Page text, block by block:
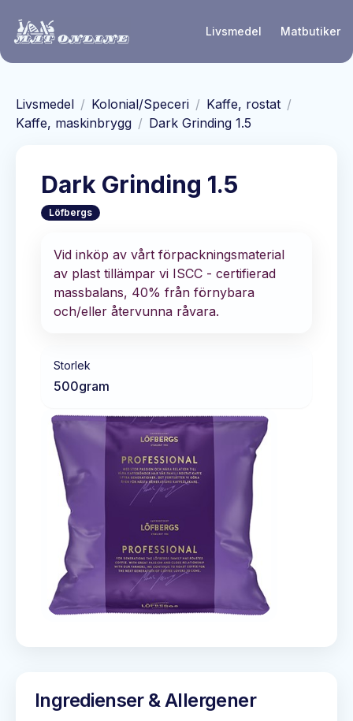
Livsmedel Matbutiker
Livsmedel / Kolonial/Speceri / Kaffe, rostat /
Kaffe, maskinbrygg / Dark Grinding 1.5
Dark Grinding 1.5
Löfbergs
Vid inköp av vårt förpackningsmaterial
av plast tillämpar vi ISCC - certifierad
massbalans, 40% från förnybara
och/eller återvunna råvara.
Storlek
500gram
Ingredienser & Allergener